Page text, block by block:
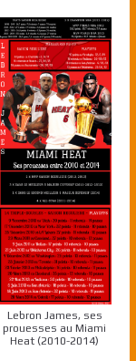
Lebron James, ses
prouesses au Miami
Heat (2010-2014)